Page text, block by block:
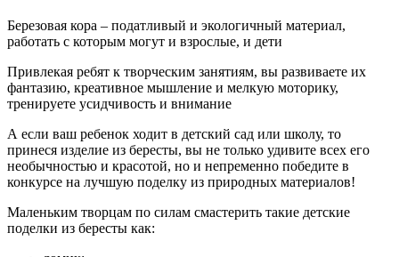
Березовая кора – податливый и экологичный материал,
работать с которым могут и взрослые, и дети
Привлекая ребят к творческим занятиям, вы развиваете их
фантазию, креативное мышление и мелкую моторику,
тренируете усидчивость и внимание
А если ваш ребенок ходит в детский сад или школу, то
принеся изделие из бересты, вы не только удивите всех его
необычностью и красотой, но и непременно победите в
конкурсе на лучшую поделку из природных материалов!
Маленьким творцам по силам смастерить такие детские
поделки из бересты как: